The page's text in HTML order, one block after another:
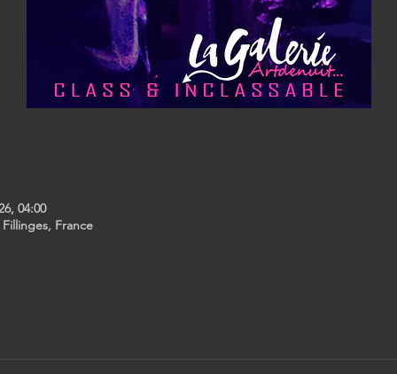
04:00
Fillinges, France